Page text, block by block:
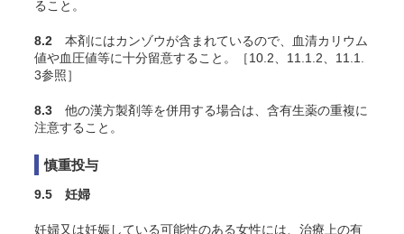
ること。
8.2 本剤にはカンゾウが含まれているので、血清カリウム
値や血圧値等に十分留意すること。［10.2、11.1.2、11.1.
3参照］
8.3 他の漢方製剤等を併用する場合は、含有生薬の重複に
注意すること。
慎重投与
9.5 妊婦
妊婦又は妊娠している可能性のある女性には、治療上の有